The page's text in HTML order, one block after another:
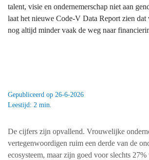
talent, visie en ondernemerschap niet aan
laat het nieuwe Code-V Data Report zien
nog altijd minder vaak de weg naar
Gepubliceerd op 26-6-2026
Leestijd: 2 min.
De cijfers zijn opvallend. Vrouwelijke
vertegenwoordigen ruim een derde van de
ecosysteem, maar zijn goed voor slechts 27%